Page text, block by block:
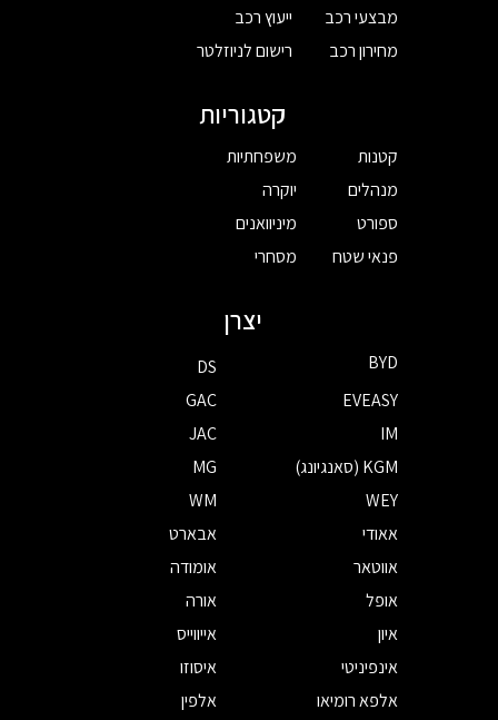
מבצעי רכב
מחירון רכב
ייעוץ רכב
רישום לניוזלטר
קטגוריות
קטנות
מנהלים
ספורט
פנאי שטח
משפחתיות
יוקרה
מיניוואנים
מסחרי
יצרן
BYD
DS
EVEASY
GAC
IM
JAC
KGM (סאנגיונג)
MG
WEY
WM
אאודי
אבארט
אווטאר
אומודה
אופל
אורה
איון
אייווייס
אינפיניטי
איסוזו
אלפא רומיאו
אלפין